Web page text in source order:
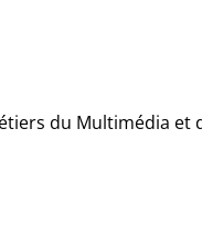
du Multimédia et